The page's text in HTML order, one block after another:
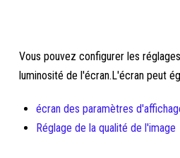
Vous pouvez configurer les
luminosité de l'écran.L'écran peut
écran des paramètres
Réglage de la qualité de l'image